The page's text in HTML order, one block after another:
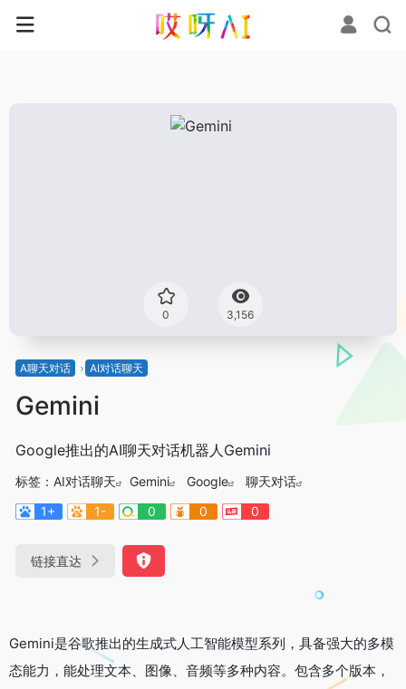
0 3,156
A聊天对话 AI对话聊天
Gemini
Google推出的AI聊天对话机器人Gemini
标签： AI对话聊天 Gemini Google
聊天对话
1+
1- 0 0 0
链接直达
Gemini是谷歌推出的生成式人工智能模型系列，具备强大的多模
态能力，能处理文本、图像、音频等多种内容。包含多个版本，